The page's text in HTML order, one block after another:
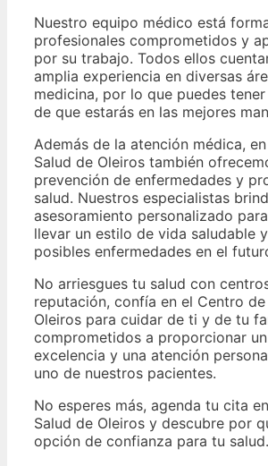
Nuestro equipo médico está
profesionales comprometidos y
por su trabajo. Todos ellos
amplia experiencia en diversas
medicina, por lo que puedes
de que estarás en las mejores
Además de la atención médica,
Salud de Oleiros también
prevención de enfermedades y
salud. Nuestros especialistas
asesoramiento personalizado
llevar un estilo de vida saludable
posibles enfermedades en el
No arriesgues tu salud con
reputación, confía en el Centro
Oleiros para cuidar de ti y de tu
comprometidos a proporcionar
excelencia y una atención
uno de nuestros pacientes.
No esperes más, agenda tu cita
Salud de Oleiros y descubre por
opción de confianza para tu salud.